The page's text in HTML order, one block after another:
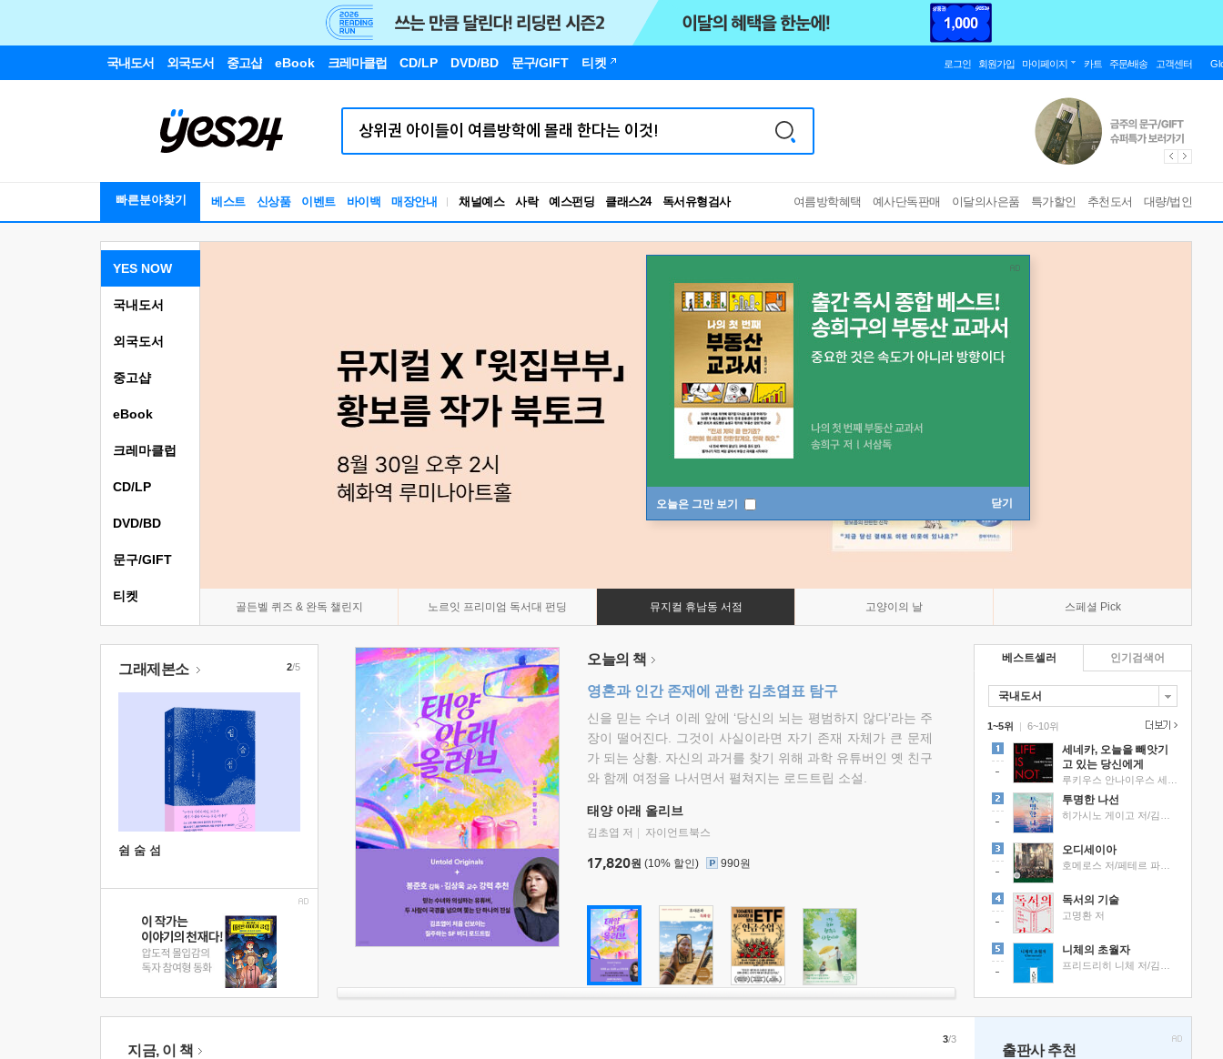
국내도서 외국도서 중고샵 eBook 크레마클럽 CD/LP DVD/BD 문구/GIFT 티켓 로그인 회원가입 마이페이지 카트 주문/배송 고객센터
빠른분야찾기 베스트 신상품 이벤트 바이백 매장안내 채널예스 사락 예스펀딩 클래스24
RBTI Lab
독서유형검사
여름방학혜택 예사단독판매 이달의사은품 특가할인 추천도서 대량/법인
오늘은 그만 보기 닫기
YES NOW
골든벨 퀴즈 & 완독 챌린지 노르잇 프리미엄 독서대 펀딩 뮤지컬 휴남동 서점 고양이의 날 스페셜 Pick
국내도서
외국도서
중고샵
eBook
크레마클럽
CD/LP
DVD/BD
문구/GIFT
티켓
그래제본소
쉼 숨 섬
2/5 오늘의 책
영혼과 인간 존재에 관한 김초엽표 탐구
신을 믿는 수녀 이레 앞에 ‘당신의 뇌는 평범하지 않다’라는 주
장이 떨어진다. 그것이 사실이라면 자기 존재 자체가 큰 문제
가 되는 상황. 자신의 과거를 찾기 위해 과학 유튜버인 옛 친구
와 함께 여정을 나서면서 펼쳐지는 로드트립 소설.
태양 아래 올리브
김초엽 저 자이언트북스
17,820원 (10% 할인) 990원
베스트셀러
국내도서
1~5위 |
세네카, 오늘을 빼앗기
고 있는 당신에게
투명한 나선
오디세이아
독서의 기술
고명환 저
니체의 초월자
6~10위
인기검색어
지금, 이 책
3/3
출판사 추천